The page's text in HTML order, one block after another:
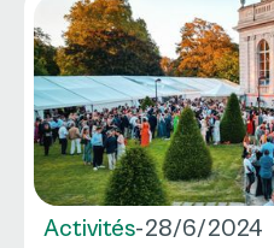
Activités-28/6/2024